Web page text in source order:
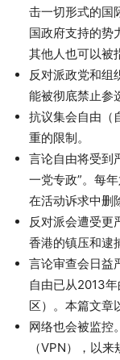
击一切形式的国
国政府支持的势
其他人也可以被
反对派政党和组
能被彻底禁止参
抗议集会自由（
重的限制。
言论自由将受到
一党专政”。每
在活动诉求中删
反对派会遭受更
香港的镇压和逮
言论审查会日益
自由已从2013
区）。本篇文章
网络也会被监控
（VPN），以